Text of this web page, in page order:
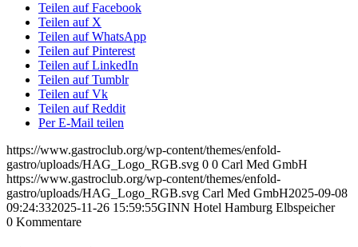
Teilen auf Facebook
Teilen auf X
Teilen auf WhatsApp
Teilen auf Pinterest
Teilen auf LinkedIn
Teilen auf Tumblr
Teilen auf Vk
Teilen auf Reddit
Per E-Mail teilen
https://www.gastroclub.org/wp-content/themes/enfold-
gastro/uploads/HAG_Logo_RGB.svg 0 0 Carl Med GmbH
https://www.gastroclub.org/wp-content/themes/enfold-
gastro/uploads/HAG_Logo_RGB.svg Carl Med GmbH2025-09-08
09:24:332025-11-26 15:59:55GINN Hotel Hamburg Elbspeicher
0 Kommentare